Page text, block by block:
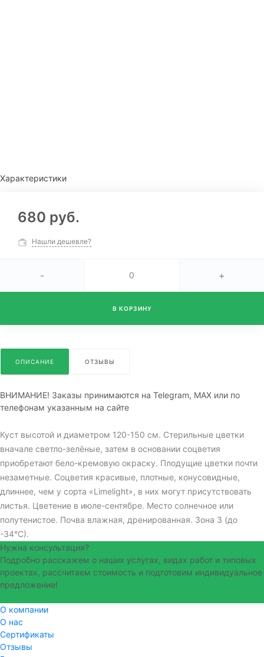
Характеристики
680 руб.
Нашли дешевле?
- +
В КОРЗИНУ
ОПИСАНИЕ ОТЗЫВЫ
ВНИМАНИЕ! Заказы принимаются на Telegram, MAX или по
телефонам указанным на сайте
Куст высотой и диаметром 120-150 см. Стерильные цветки
вначале светло-зелёные, затем в основании соцветия
приобретают бело-кремовую окраску. Плодущие цветки почти
незаметные. Соцветия красивые, плотные, конусовидные,
длиннее, чем у сорта «Limelight», в них могут присутствовать
листья. Цветение в июле-сентябре. Место солнечное или
полутенистое. Почва влажная, дренированная. Зона 3 (до
-34°С).
Нужна консультация?
Подробно расскажем о наших услугах, видах работ и типовых
проектах, рассчитаем стоимость и подготовим индивидуальное
предложение!
О компании
О нас
Сертификаты
Отзывы